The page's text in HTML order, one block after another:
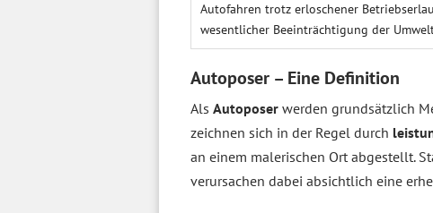
Autofahren trotz erloschener
wesentlicher Beeinträchtigung der
Autoposer – Eine Definition
Als Autoposer werden grundsätzlich
zeichnen sich in der Regel durch
an einem malerischen Ort abgestellt.
verursachen dabei absichtlich eine